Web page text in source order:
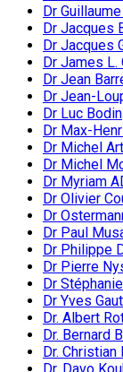
Dr
Dr Jacques
Dr Jacques
Dr James L.
Dr Jean
Dr Jean-
Dr Luc Bodin
Dr Max-
Dr Michel
Dr Michel
Dr Myriam
Dr Olivier
Dr
Dr Paul
Dr Philippe
Dr Pierre
Dr
Dr Yves
Dr. Albert
Dr. Bernard
Dr. Christian
Dr. Davo